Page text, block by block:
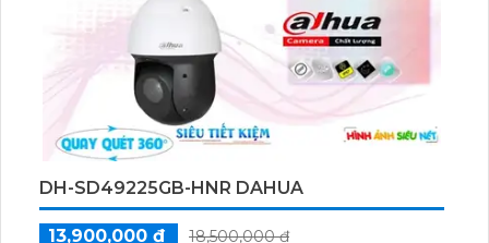
minh Smart IR, cho chất lượng hình ảnh ban đêm tốt
DH-SD49225GB-HNR DAHUA
13,900,000 ₫
18,500,000 ₫